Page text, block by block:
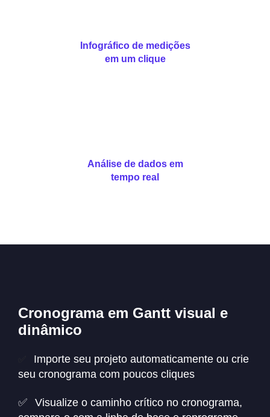
Infográfico de medições
em um clique
Análise de dados em
tempo real
Cronograma em Gantt visual e
dinâmico
Importe seu projeto automaticamente ou crie
seu cronograma com poucos cliques
✅⠀Visualize o caminho crítico no cronograma,